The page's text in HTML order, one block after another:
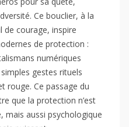
Ce bouclier, à la
courage, inspire
de protection :
numériques
gestes rituels
rouge. Ce passage du
que la protection n’est
mais aussi psychologique